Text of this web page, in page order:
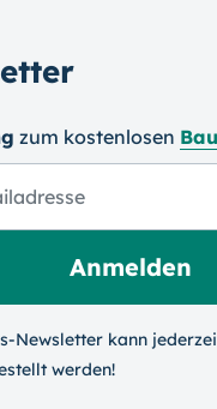
zum kosten­losen
Newsletter kann
werden!